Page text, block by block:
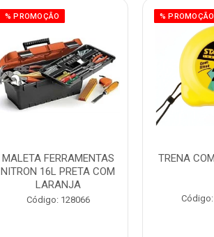
% PROMOÇÃO
MALETA FERRAMENTAS
NITRON 16L PRETA COM
LARANJA
Código: 128066
% PROMOÇÃO
TRENA